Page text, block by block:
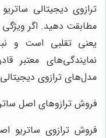
ترازوی دیجیتالی
مطابقت دهید. اگر
یعنی تقلبی است و
نمایندگی‌های معتبر
مدل‌های ترازوی
فروش ترازوهای اصل
فروش ترازوی ساتریو